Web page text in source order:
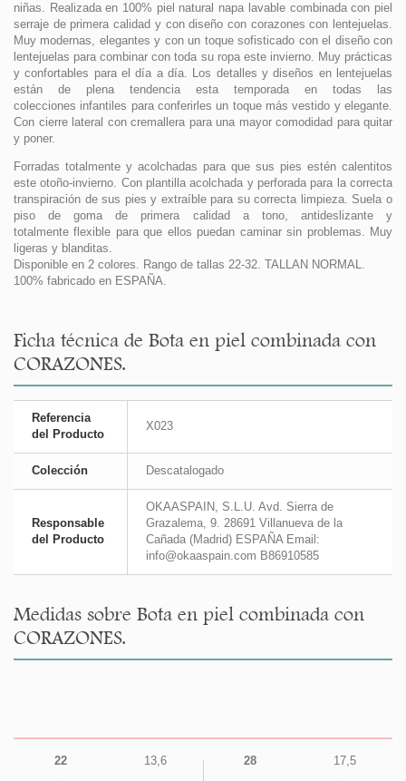
niñas. Realizada en 100% piel natural napa lavable combinada con piel
serraje de primera calidad y con diseño con corazones con lentejuelas.
Muy modernas, elegantes y con un toque sofisticado con el diseño con
lentejuelas para combinar con toda su ropa este invierno. Muy prácticas
y confortables para el día a día. Los detalles y diseños en lentejuelas
están de plena tendencia esta temporada en todas las
colecciones infantiles para conferirles un toque más vestido y elegante.
Con cierre lateral con cremallera para una mayor comodidad para quitar
y poner.
Forradas totalmente y acolchadas para que sus pies estén calentitos
este otoño-invierno. Con plantilla acolchada y perforada para la correcta
transpiración de sus pies y extraíble para su correcta limpieza. Suela o
piso de goma de primera calidad a tono, antideslizante y
totalmente flexible para que ellos puedan caminar sin problemas. Muy
ligeras y blanditas.
Disponible en 2 colores. Rango de tallas 22-32. TALLAN NORMAL.
100% fabricado en ESPAÑA.
Ficha técnica de Bota en piel combinada con
CORAZONES.
Referencia
del Producto
X023
Colección Descatalogado
Responsable
del Producto
OKAASPAIN, S.L.U. Avd. Sierra de
Grazalema, 9. 28691 Villanueva de la
Cañada (Madrid) ESPAÑA Email:
info@okaaspain.com B86910585
Medidas sobre Bota en piel combinada con
CORAZONES.
22
13,6
28
17,5